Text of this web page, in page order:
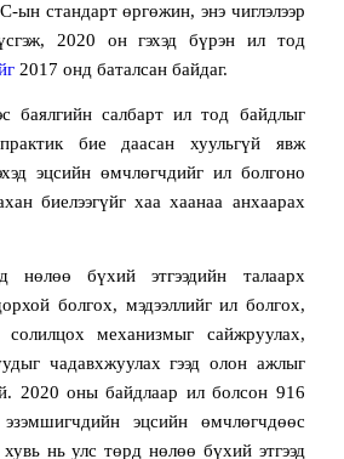
стандарт өргөжин, энэ чиглэлээр
2020 он гэхэд бүрэн ил тод
2017 онд баталсан байдаг.
баялгийн салбарт ил тод байдлыг
бие даасан хуульгүй явж
эцсийн өмчлөгчдийг ил болгоно
биелээгүйг хаа хаанаа анхаарах
нөлөө бүхий этгээдийн талаарх
болгох, мэдээллийг ил болгох,
солилцох механизмыг сайжруулах,
чадавхжуулах гээд олон ажлыг
2020 оны байдлаар ил болсон 916
эцсийн өмчлөгчдөөс
нь улс төрд нөлөө бүхий этгээд